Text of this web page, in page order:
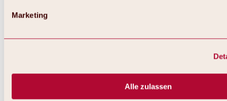
Marketing
Alle zulassen
Alles zu Skifahren & Snowboarden | Skigebiete
Skigebiet Hochoetz